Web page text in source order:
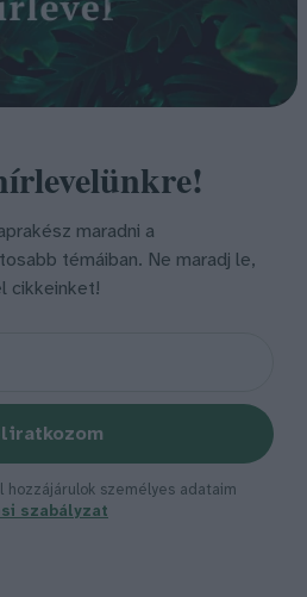
maradni a
témáiban. Ne maradj le,
cikkeinket!
hozzájárulok személyes adataim
szabályzat